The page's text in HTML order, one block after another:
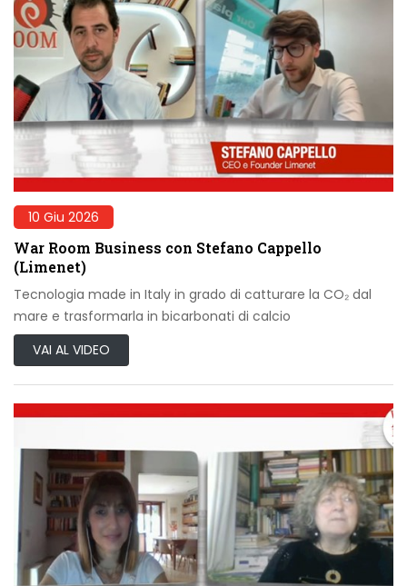
10 Giu 2026
War Room Business con Stefano Cappello
(Limenet)
Tecnologia made in Italy in grado di catturare la CO₂ dal
mare e trasformarla in bicarbonati di calcio
VAI AL VIDEO